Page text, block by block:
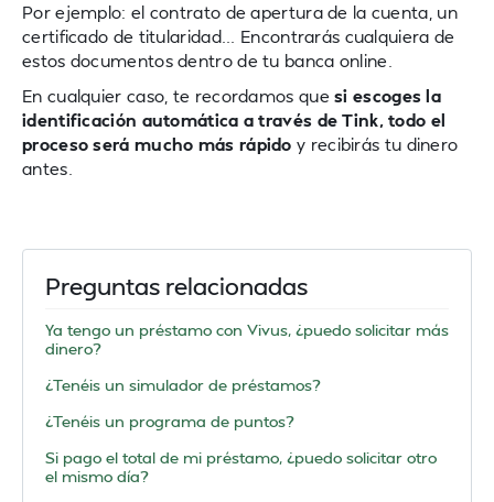
Por ejemplo: el contrato de apertura de la cuenta, un
certificado de titularidad... Encontrarás cualquiera de
estos documentos dentro de tu banca online.
En cualquier caso, te recordamos quesi escoges la
identificación automática a través de Tink, todo el
proceso será mucho más rápido y recibirás tu dinero
antes.
Preguntas relacionadas
Ya tengo un préstamo con Vivus, ¿puedo solicitar más
dinero?
¿Tenéis un simulador de préstamos?
¿Tenéis un programa de puntos?
Si pago el total de mi préstamo, ¿puedo solicitar otro
el mismo día?